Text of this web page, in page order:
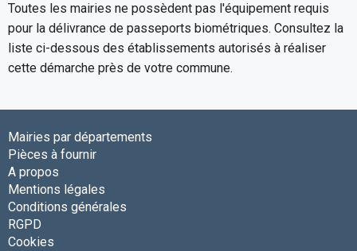
Toutes les mairies ne possèdent pas l'équipement requis
pour la délivrance de passeports biométriques. Consultez la
liste ci-dessous des établissements autorisés à réaliser
cette démarche près de votre commune.
Mairies par départements
Pièces à fournir
A propos
Mentions légales
Conditions générales
RGPD
Cookies